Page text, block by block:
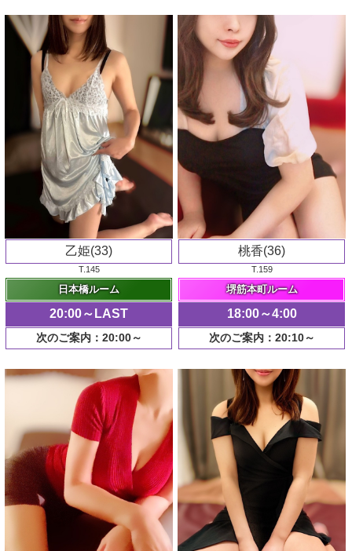
乙姫(33)
T.145
日本橋ルーム
20:00～LAST
次のご案内：20:00～
桃香(36)
T.159
堺筋本町ルーム
18:00～4:00
次のご案内：20:10～